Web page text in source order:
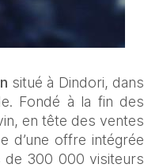
situé à Dindori, dans
Fondé à la fin des
en tête des ventes
d’une offre intégrée
de 300 000 visiteurs